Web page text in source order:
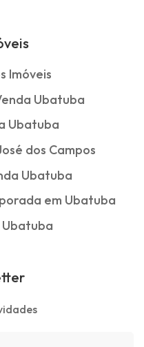
Imóveis
Ubatuba
Ubatuba
dos Campos
Ubatuba
em Ubatuba